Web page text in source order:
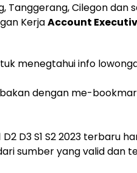
Tanggerang, Cilegon dan
KerjaAccount
menegtahui info
dengan me-
D3 S1 S2 2023 terbaru
sumber yang valid dan